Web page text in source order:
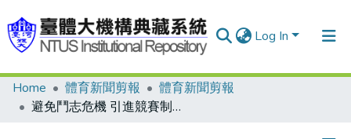
Log In
Communities & Collections
Home 體育新聞剪報
體育新聞剪報
避免鬥志危機 引進競賽制度 大陸教練的建議 很值得我們參考/邀大陸跳水教練梁伯熙來教 關志堅趕寫告報